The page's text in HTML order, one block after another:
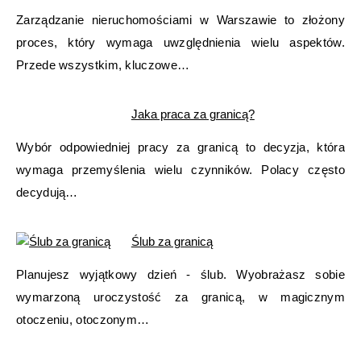
Zarządzanie nieruchomościami w Warszawie to złożony
proces, który wymaga uwzględnienia wielu aspektów.
Przede wszystkim, kluczowe…
Jaka praca za granicą?
Wybór odpowiedniej pracy za granicą to decyzja, która
wymaga przemyślenia wielu czynników. Polacy często
decydują…
Ślub za granicą
Planujesz wyjątkowy dzień - ślub. Wyobrażasz sobie
wymarzoną uroczystość za granicą, w magicznym
otoczeniu, otoczonym…